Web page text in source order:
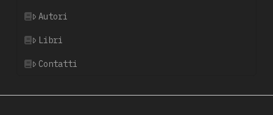
Autori
Libri
Contatti